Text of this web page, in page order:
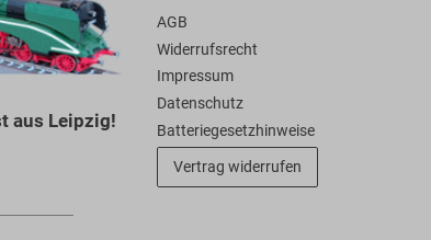
aus Leipzig!
AGB
Widerrufsrecht
Impressum
Datenschutz
Batteriegesetzhinweise
Vertrag widerrufen